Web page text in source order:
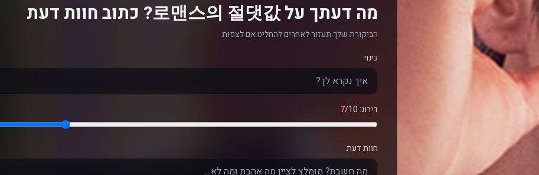
מה דעתך על 로맨스의 절댓값? כתוב חוות דעת
הביקורת שלך תעזור לאחרים להחליט אם לצפות.
כינוי
דירוג: 7/10
חוות דעת